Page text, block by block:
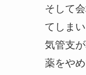
そして
てしまい
気管支
薬をや